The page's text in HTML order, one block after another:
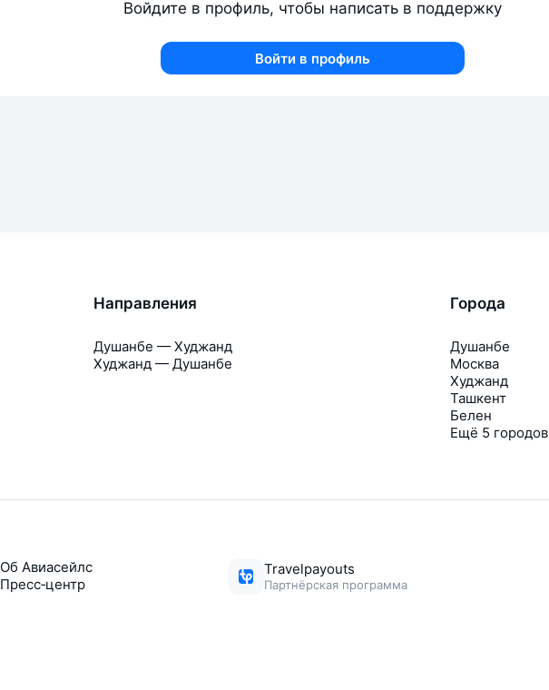
Войдите в профиль, чтобы написать в поддержку
Войти в профиль
Направления
Душанбе — Худжанд
Худжанд — Душанбе
Города
Душанбе
Москва
Худжанд
Ташкент
Белен
Ещё 5 городов
Об Авиасейлс
Пресс‑центр
Travelpayouts
Партнёрская программа